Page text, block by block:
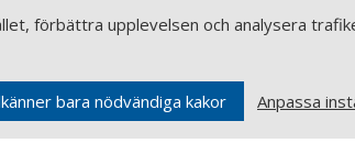
förbättra upplevelsen och analysera
bara nödvändiga kakor Anpassa